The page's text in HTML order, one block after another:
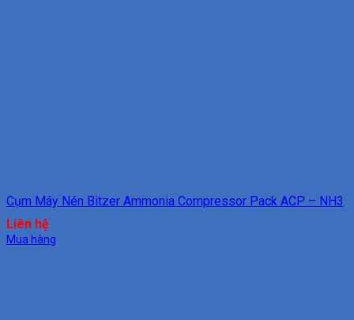
Cụm Máy Nén Bitzer Ammonia Compressor Pack ACP – NH3
Liên hệ
Mua hàng